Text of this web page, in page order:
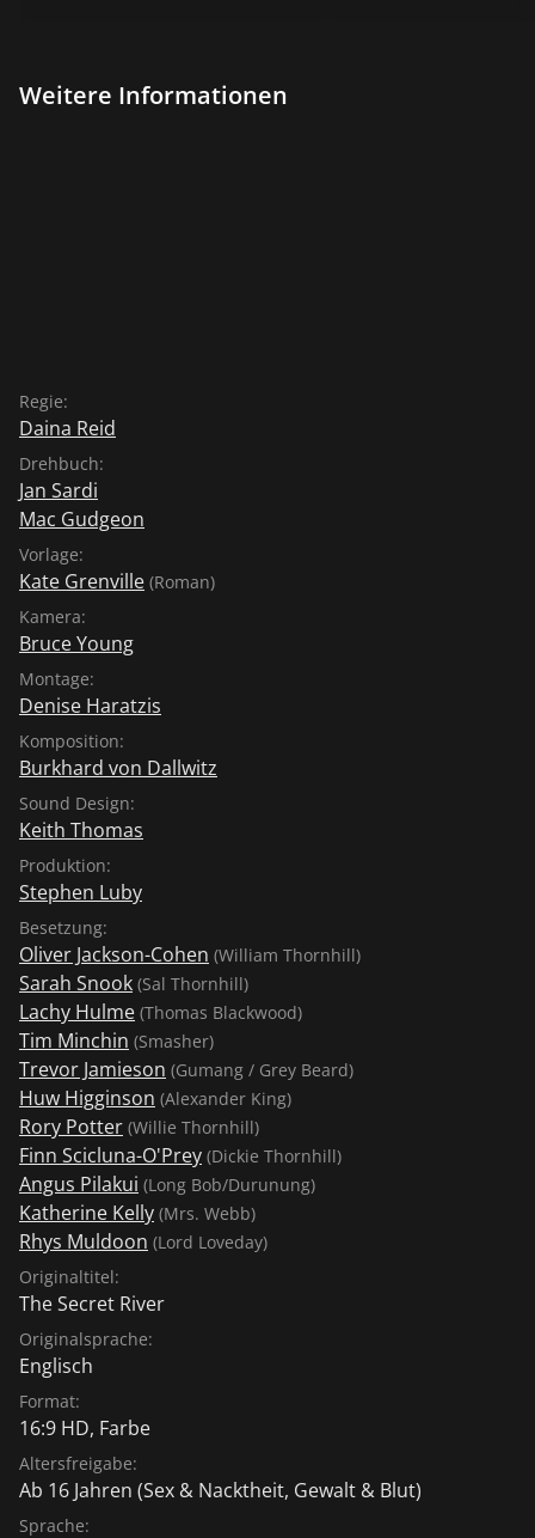
Weitere Informationen
Regie:
Daina Reid
Drehbuch:
Jan Sardi
Mac Gudgeon
Vorlage:
Kate Grenville (Roman)
Kamera:
Bruce Young
Montage:
Denise Haratzis
Komposition:
Burkhard von Dallwitz
Sound Design:
Keith Thomas
Produktion:
Stephen Luby
Besetzung:
Oliver Jackson-Cohen (William Thornhill)
Sarah Snook (Sal Thornhill)
Lachy Hulme (Thomas Blackwood)
Tim Minchin (Smasher)
Trevor Jamieson (Gumang / Grey Beard)
Huw Higginson (Alexander King)
Rory Potter (Willie Thornhill)
Finn Scicluna-O'Prey (Dickie Thornhill)
Angus Pilakui (Long Bob/Durunung)
Katherine Kelly (Mrs. Webb)
Rhys Muldoon (Lord Loveday)
Originaltitel:
The Secret River
Originalsprache:
Englisch
Format:
16:9 HD, Farbe
Altersfreigabe:
Ab 16 Jahren (Sex & Nacktheit, Gewalt & Blut)
Sprache: